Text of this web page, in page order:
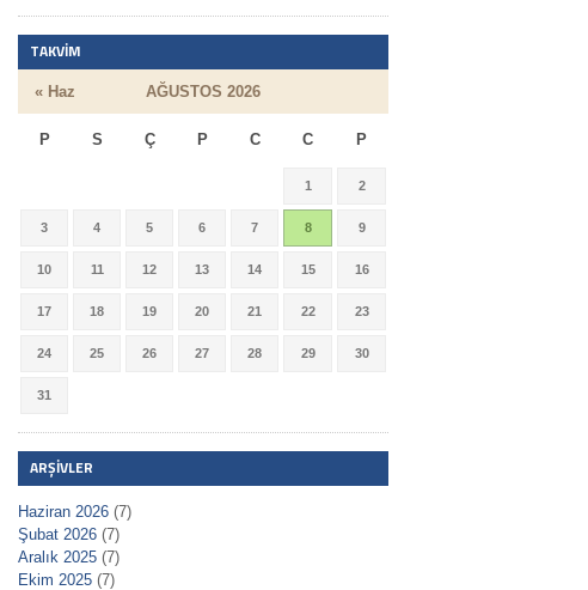
TAKVIM
AĞUSTOS 2026
P S Ç P C C P
« Haz
1 2
3 4 5 6 7 8 9
10 11 12 13 14 15 16
17 18 19 20 21 22 23
24 25 26 27 28 29 30
31
ARŞIVLER
Haziran 2026 (7)
Şubat 2026 (7)
Aralık 2025 (7)
Ekim 2025 (7)